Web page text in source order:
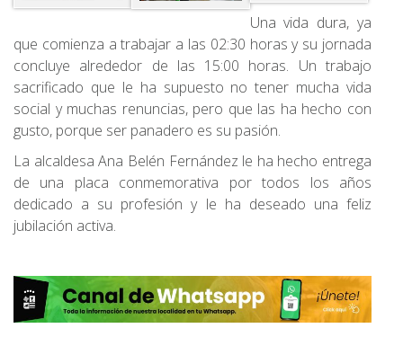
Una vida dura, ya
que comienza a trabajar a las 02:30 horas y su jornada
concluye alrededor de las 15:00 horas. Un trabajo
sacrificado que le ha supuesto no tener mucha vida
social y muchas renuncias, pero que las ha hecho con
gusto, porque ser panadero es su pasión.
La alcaldesa Ana Belén Fernández le ha hecho entrega
de una placa conmemorativa por todos los años
dedicado a su profesión y le ha deseado una feliz
jubilación activa.